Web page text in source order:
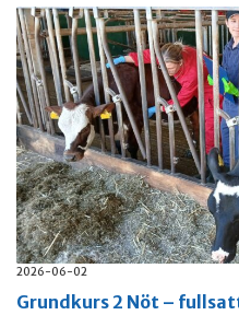
2026-06-02
Grundkurs 2 Nöt –